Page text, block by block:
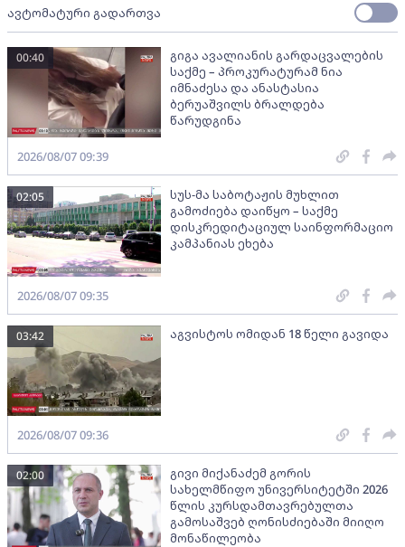
ავტომატური გადართვა
გიგა ავალიანის გარდაცვალების
საქმე – პროკურატურამ ნია
იმნაძესა და ანასტასია
ბერუაშვილს ბრალდება
წარუდგინა
00:40
2026/08/07 09:39
სუს-მა საბოტაჟის მუხლით
გამოძიება დაიწყო – საქმე
დისკრედიტაციულ საინფორმაციო
კამპანიას ეხება
02:05
2026/08/07 09:35
აგვისტოს ომიდან 18 წელი გავიდა
03:42
2026/08/07 09:36
გივი მიქანაძემ გორის
სახელმწიფო უნივერსიტეტში 2026
წლის კურსდამთავრებულთა
გამოსაშვებ ღონისძიებაში მიიღო
მონაწილეობა
02:00